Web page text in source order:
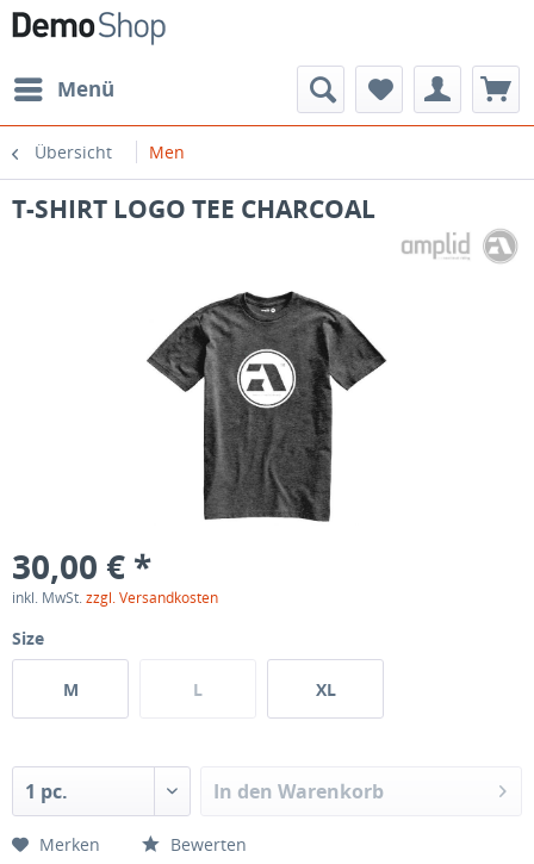
Menü
Übersicht Men
T-SHIRT LOGO TEE CHARCOAL
30,00 € *
inkl. MwSt.zzgl. Versandkosten
Size
M L XL
In den Warenkorb
Merken Bewerten